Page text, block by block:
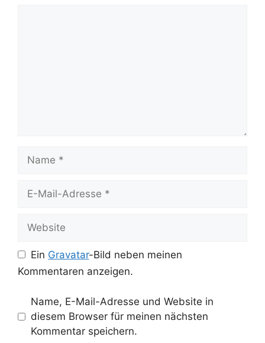
Name
Website
Ein Gravatar-Bild neben meinen
Kommentaren anzeigen.
Name, E-Mail-Adresse und Website in
diesem Browser für meinen nächsten
Kommentar speichern.